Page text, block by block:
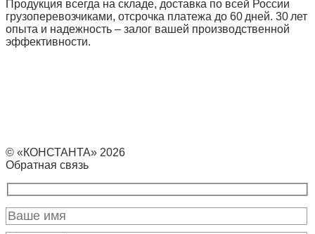
Продукция всегда на складе, доставка по всей России
грузоперевозчиками, отсрочка платежа до 60 дней. 30 лет
опыта и надежность – залог вашей производственной
эффективности.
© «КОНСТАНТА» 2026
Обратная связь